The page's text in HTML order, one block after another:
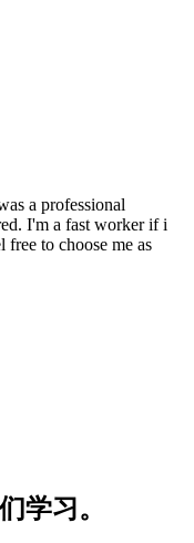
a professional
I'm a fast worker if i
to choose me as
学习。